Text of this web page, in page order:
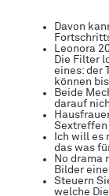
Davon
Leonora
Die Filter
eines: der
können
Beide
darauf
Ich will es
das was
No drama
Bilder
Steuern
welche